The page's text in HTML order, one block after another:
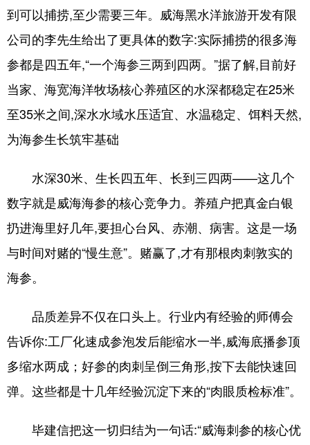
到可以捕捞,至少需要三年。威海黑水洋旅游开发有限
公司的李先生给出了更具体的数字:实际捕捞的很多海
参都是四五年,“一个海参三两到四两。”据了解,目前好
当家、海宽海洋牧场核心养殖区的水深都稳定在25米
至35米之间,深水水域水压适宜、水温稳定、饵料天然,
为海参生长筑牢基础
水深30米、生长四五年、长到三四两——这几个
数字就是威海海参的核心竞争力。养殖户把真金白银
扔进海里好几年,要担心台风、赤潮、病害。这是一场
与时间对赌的“慢生意”。赌赢了,才有那根肉刺敦实的
海参。
品质差异不仅在口头上。行业内有经验的师傅会
告诉你:工厂化速成参泡发后能缩水一半,威海底播参顶
多缩水两成；好参的肉刺呈倒三角形,按下去能快速回
弹。这些都是十几年经验沉淀下来的“肉眼质检标准”。
毕建信把这一切归结为一句话:“威海刺参的核心优